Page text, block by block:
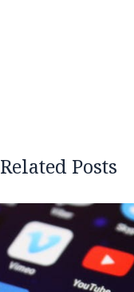
Related Posts